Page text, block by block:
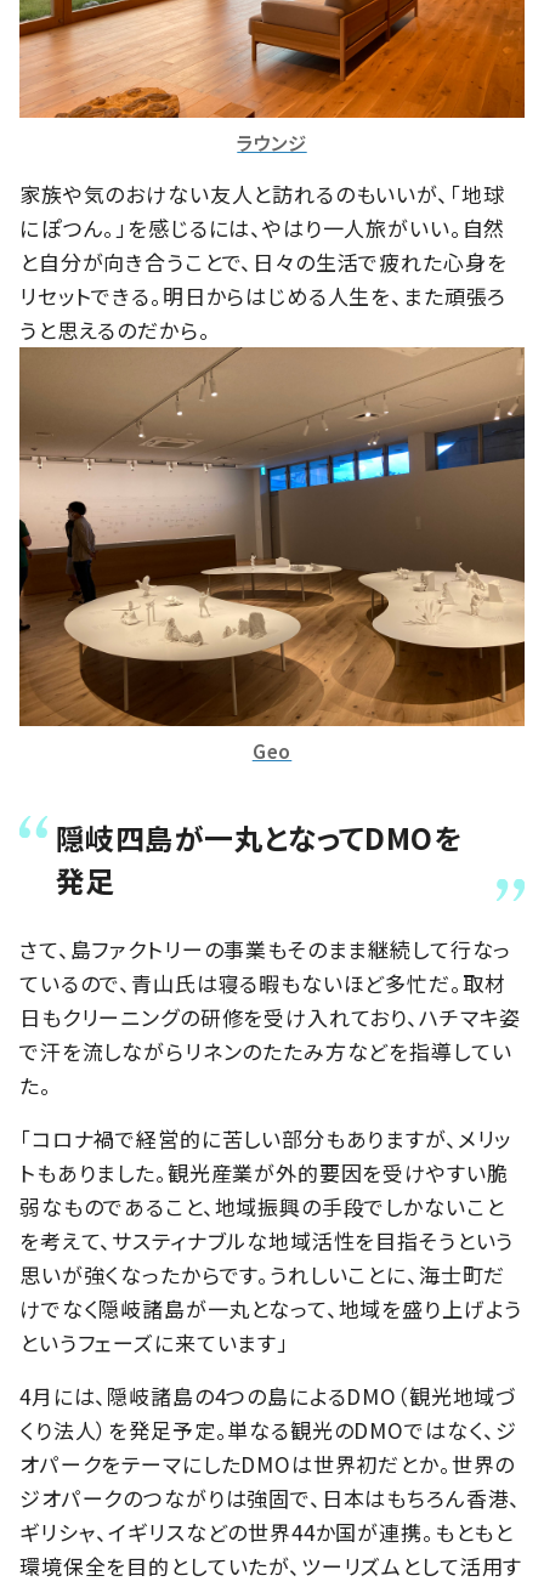
ラウンジ
家族や気のおけない友人と訪れるのもいいが、「地球
にぽつん。」を感じるには、やはり一人旅がいい。自然
と自分が向き合うことで、日々の生活で疲れた心身を
リセットできる。明日からはじめる人生を、また頑張ろ
うと思えるのだから。
Geo
隠岐四島が一丸となってDMOを
発足
さて、島ファクトリーの事業もそのまま継続して行なっ
ているので、青山氏は寝る暇もないほど多忙だ。取材
日もクリーニングの研修を受け入れており、ハチマキ姿
で汗を流しながらリネンのたたみ方などを指導してい
た。
「コロナ禍で経営的に苦しい部分もありますが、メリッ
トもありました。観光産業が外的要因を受けやすい脆
弱なものであること、地域振興の手段でしかないこと
を考えて、サスティナブルな地域活性を目指そうという
思いが強くなったからです。うれしいことに、海士町だ
けでなく隠岐諸島が一丸となって、地域を盛り上げよう
というフェーズに来ています」
4月には、隠岐諸島の4つの島によるDMO（観光地域づ
くり法人）を発足予定。単なる観光のDMOではなく、ジ
オパークをテーマにしたDMOは世界初だとか。世界の
ジオパークのつながりは強固で、日本はもちろん香港、
ギリシャ、イギリスなどの世界44か国が連携。もともと
環境保全を目的としていたが、ツーリズムとして活用す